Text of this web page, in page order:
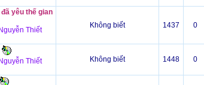
yêu thế gian
Thiết
Không biết 1437 0
Thiết
Không biết 1448 0